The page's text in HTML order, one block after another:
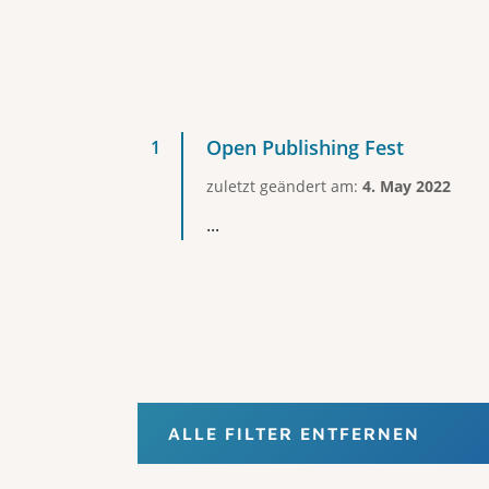
Open Publishing Fest
zuletzt geändert am: 4. May 2022
...
ALLE FILTER ENTFERNEN